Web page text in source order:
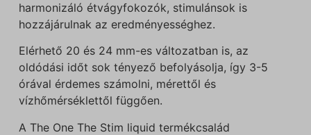
harmonizáló étvágyfokozók, stimulánsok is
hozzájárulnak az eredményességhez.
Elérhető 20 és 24 mm-es változatban is, az
oldódási időt sok tényező befolyásolja, így 3-5
órával érdemes számolni, mérettől és
vízhőmérséklettől függően.
A The One The Stim liquid termékcsalád